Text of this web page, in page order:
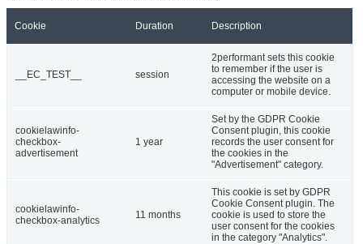
Cookie Duration Description
__EC_TEST__ session
2performant sets this cookie
to remember if the user is
accessing the website on a
computer or mobile device.
cookielawinfo-
checkbox-
advertisement
1 year
Set by the GDPR Cookie
Consent plugin, this cookie
records the user consent for
the cookies in the
"Advertisement" category.
cookielawinfo-
checkbox-analytics
11 months
This cookie is set by GDPR
Cookie Consent plugin. The
cookie is used to store the
user consent for the cookies
in the category "Analytics".